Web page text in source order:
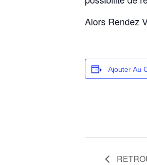
Alors Rendez
Ajouter Au